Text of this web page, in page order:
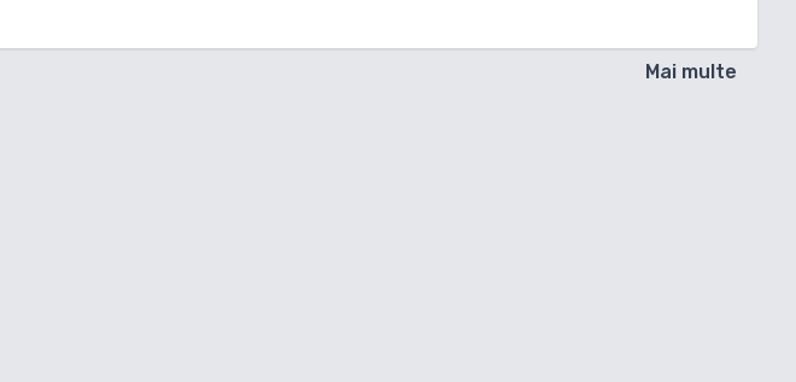
Mai multe